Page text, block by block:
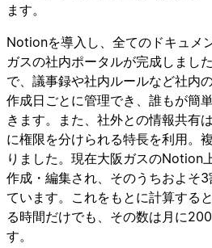
ます。
Notionを導入し、全てのドキュメ
ガスの社内ポータルが完成しまし
で、議事録や社内ルールなど社内
作成日ごとに管理でき、誰もが簡
きます。また、社外との情報共有
に権限を分けられる特長を利用。
りました。現在大阪ガスのNotion
作成・編集され、そのうちおよそ
ています。これをもとに計算する
る時間だけでも、その数は月に
す。